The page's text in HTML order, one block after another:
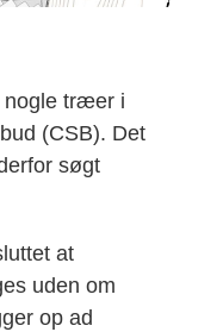
nogle træer i
(CSB). Det
søgt
at
uden om
op ad